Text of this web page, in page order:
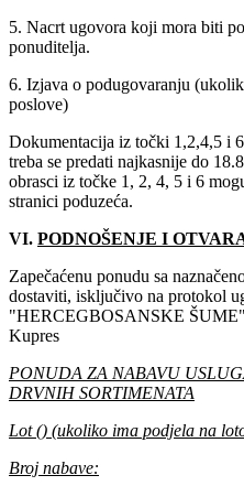
5. Nacrt ugovora koji mora biti
ponuditelja.
6. Izjava o podugovaranju
poslove)
Dokumentacija iz točki 1,2,4,5 i
treba se predati najkasnije do
obrasci iz točke 1, 2, 4, 5 i 6
stranici poduzeća.
VI. PODNOŠENJE I
Zapečaćenu ponudu sa
dostaviti, isključivo na protokol
"HERCEGBOSANSKE
Kupres
PONUDA ZA NABAVU
DRVNIH SORTIMENATA
Lot () (ukoliko ima podjela na
Broj nabave: